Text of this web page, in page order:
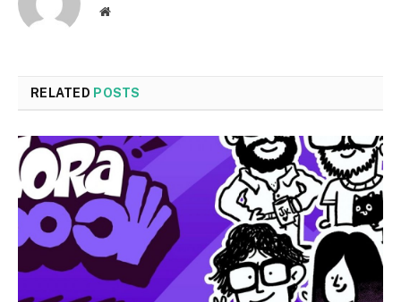
Website
RELATED POSTS